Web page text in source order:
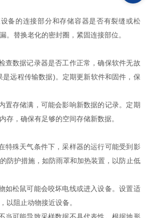
的连接部分和存储容器是否有裂缝或松
。替换老化的密封圈，紧固连接部位。
数据记录器是否工作正常，确保软件无故
是远程传输数据)。定期更新软件和固件，保
存储满，可能会影响新数据的记录。定期
存，确保有足够的空间存储新数据。
殊天气条件下，采样器的运行可能受到影
防护措施，如防雨罩和加热装置，以防止低
松鼠可能会咬坏电线或进入设备。设置适
以阻止动物接近设备。